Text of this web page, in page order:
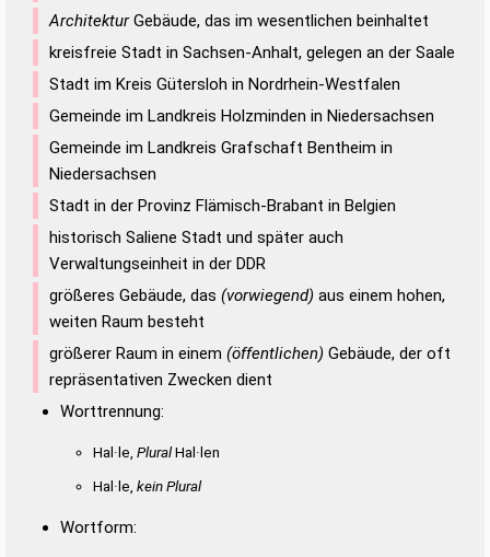
ArchitekturGebäude, das im wesentlichen beinhaltet
kreisfreie Stadt in Sachsen-Anhalt, gelegen an der Saale
Stadt im Kreis Gütersloh in Nordrhein-Westfalen
Gemeinde im Landkreis Holzminden in Niedersachsen
Gemeinde im Landkreis Grafschaft Bentheim in
Niedersachsen
Stadt in der Provinz Flämisch-Brabant in Belgien
historisch Saliene Stadt und später auch
Verwaltungseinheit in der DDR
größeres Gebäude, das (vorwiegend) aus einem hohen,
weiten Raum besteht
größerer Raum in einem (öffentlichen) Gebäude, der oft
repräsentativen Zwecken dient
Worttrennung:
Hal·le, PluralHal·len
Hal·le, kein Plural
Wortform: